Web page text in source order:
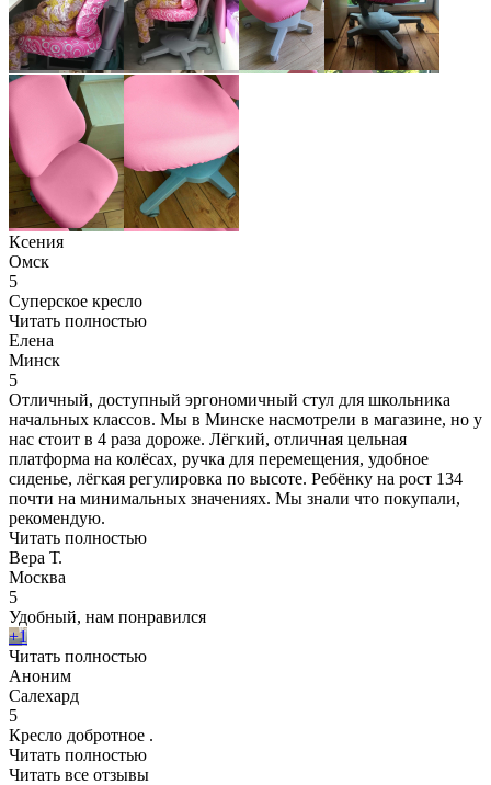
Ксения
Омск
5
Суперское кресло
Читать полностью
Елена
Минск
5
Отличный, доступный эргономичный стул для школьника
начальных классов. Мы в Минске насмотрели в магазине, но у
нас стоит в 4 раза дороже. Лёгкий, отличная цельная
платформа на колёсах, ручка для перемещения, удобное
сиденье, лёгкая регулировка по высоте. Ребёнку на рост 134
почти на минимальных значениях. Мы знали что покупали,
рекомендую.
Читать полностью
Вера Т.
Москва
5
Удобный, нам понравился
+1
Читать полностью
Аноним
Салехард
5
Кресло добротное .
Читать полностью
Читать все отзывы